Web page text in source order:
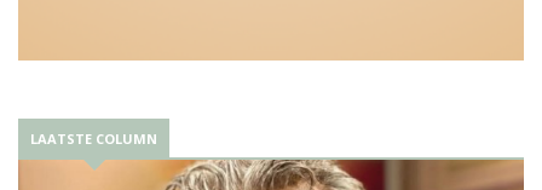
LAATSTE COLUMN